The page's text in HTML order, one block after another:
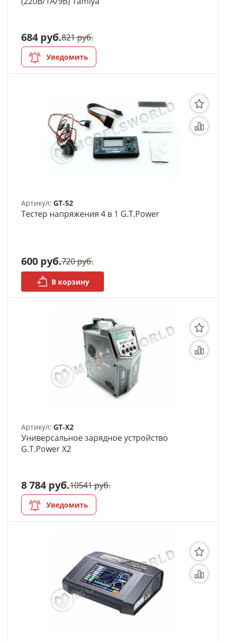
684 руб.821 руб.
Уведомить
Артикул: GT-52
Тестер напряжения 4 в 1 G.T.Power
600 руб.720 руб.
В корзину
Артикул: GT-X2
Универсальное зарядное устройство
G.T.Power X2
8 784 руб.10541 руб.
Уведомить